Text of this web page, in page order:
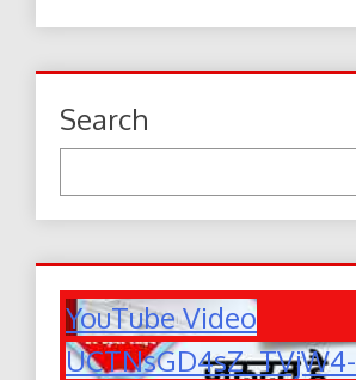
Search
YouTube Video
UCTNsGD4sZ_TVjW4-